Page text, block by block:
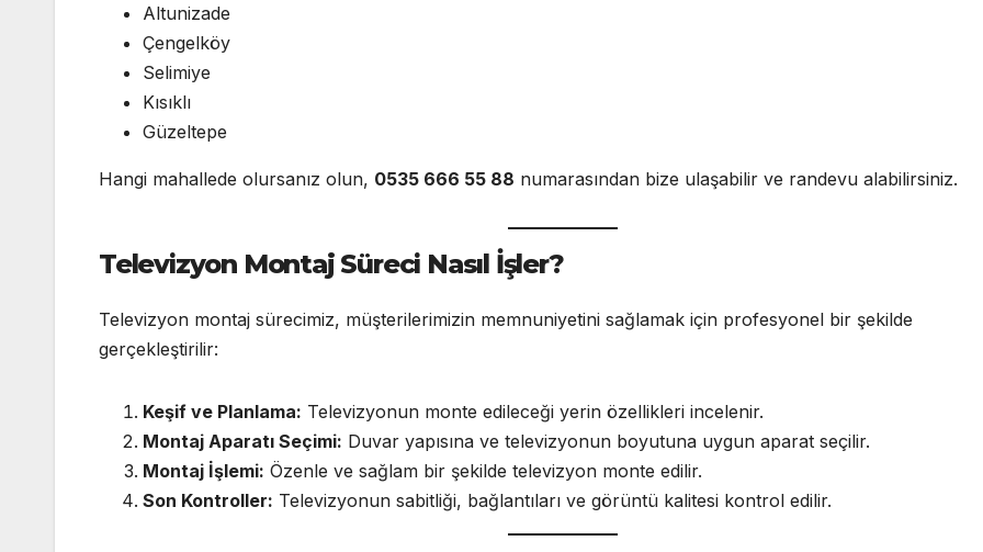
Altunizade
Çengelköy
Selimiye
Kısıklı
Güzeltepe
Hangi mahallede olursanız olun, 0535 666 55 88 numarasından bize ulaşabilir ve randevu alabilirsiniz.
Televizyon Montaj Süreci Nasıl İşler?
Televizyon montaj sürecimiz, müşterilerimizin memnuniyetini sağlamak için profesyonel bir şekilde
gerçekleştirilir:
Keşif ve Planlama: Televizyonun monte edileceği yerin özellikleri incelenir.
Montaj Aparatı Seçimi: Duvar yapısına ve televizyonun boyutuna uygun aparat seçilir.
Montaj İşlemi: Özenle ve sağlam bir şekilde televizyon monte edilir.
Son Kontroller: Televizyonun sabitliği, bağlantıları ve görüntü kalitesi kontrol edilir.